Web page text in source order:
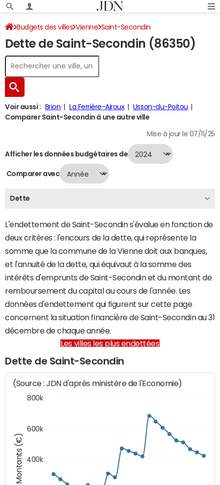
Budgets des villes Vienne Saint-Secondin
Dette au 31/12/2024
Dette de Saint-Secondin (86350)
Voir aussi : Brion La Ferrière-Airoux
Usson-du-Poitou
Comparer Saint-Secondin à une autre ville
Mise à jour le 07/11/25
Afficher les données budgétaires de
Comparer avec
Dette
L'endettement de Saint-Secondin s'évalue en fonction de
deux critères : l'encours de la dette, qui représente la
somme que la commune de la Vienne doit aux banques,
et l'annuité de la dette, qui équivaut à la somme des
intérêts d'emprunts de Saint-Secondin et du montant de
remboursement du capital au cours de l'année. Les
données d'endettement qui figurent sur cette page
concernent la situation financière de Saint-Secondin au 31
décembre de chaque année.
Les villes les plus endettées
Dette de Saint-Secondin
Montants (€)
(Source : JDN d'après ministère de l'Economie)
400k
600k
800k